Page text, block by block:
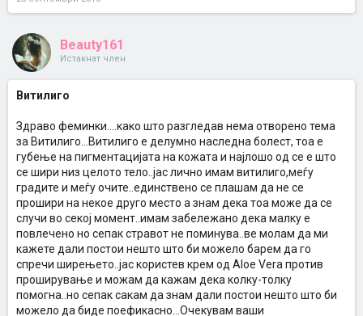
Beauty161
Истакнат член
Витилиго
Здраво феминки....како што разгледав нема отворено тема
за Витилиго...Витилиго е делумно наследна болест, тоа е
губење на пигментацијата на кожата и најлошо од се е што
се шири низ целото тело..јас лично имам витилиго,меѓу
градите и меѓу очите..единствено се плашам да не се
прошири на некое друго место а знам дека тоа може да се
случи во секој момент..имам забележано дека малку е
повлечено но сепак стравот не поминува..ве молам да ми
кажете дали постои нешто што би можело барeм да го
спречи ширењето..јас користев крем од Aloe Vera против
проширување и можам да кажам дека колку-толку
помогна..но сепак сакам да знам дали постои нешто што би
можело да биде поефикасно...Очекувам ваши